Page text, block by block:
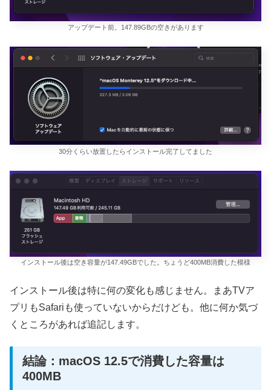
アップデート前。147.89GBの空きがあります
30分くらい放置したらインストール完了してました
インストール後は空き容量が147.49GBでした。ちょうど400MB消費した模様
インストール後は特に何の変化も感じません。まあTVア
プリもSafariも使っていないからだけども。他に何か気づ
くところがあれば追記します。
結論：macOS 12.5で消費した容量は
400MB